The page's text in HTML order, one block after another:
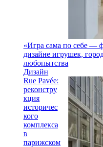
«Игра сама по себе —
дизайне игрушек,
любопытства
Дизайн
Rue Pavée:
реконстру
кция
историчес
кого
комплекса
в
парижском